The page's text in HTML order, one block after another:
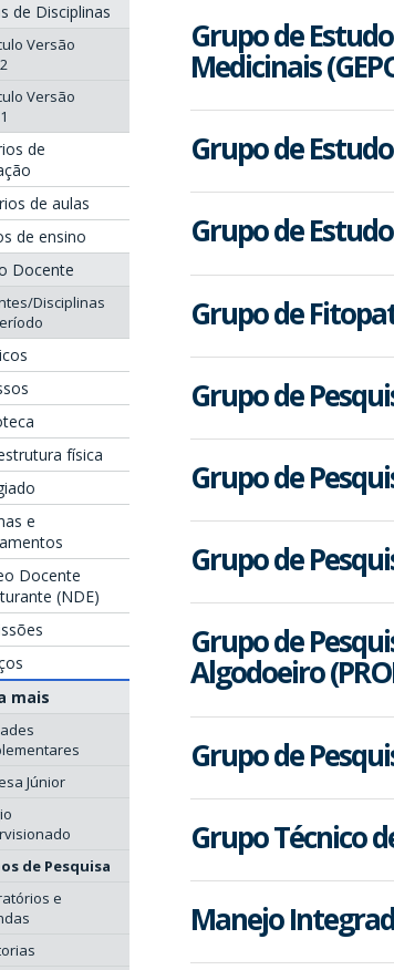
de Disciplinas
Versão
Versão
de
de aulas
de ensino
Docente
Disciplinas
física
e
Docente
(NDE)
mais
Júnior
de Pesquisa
e
Grupo de
Medicinais
Grupo de
Grupo de
Grupo de
Grupo de
Grupo de
Grupo de
Grupo de
Algodoeiro
Grupo de
Grupo Técnico
Manejo